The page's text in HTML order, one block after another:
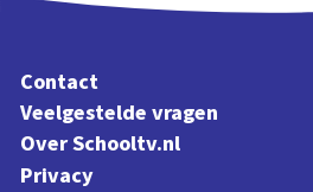
Contact
Veelgestelde vragen
Over Schooltv.nl
Privacy